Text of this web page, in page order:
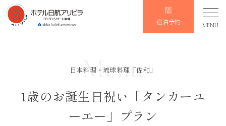
宿泊予約 MENU
Menu
日本料理・琉球料理「佐和」
1歳のお誕生日祝い「タンカーユ
ーエー」プラン